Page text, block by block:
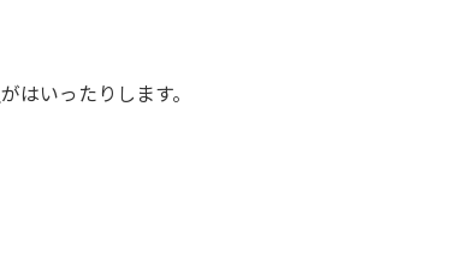
がはいったりします。